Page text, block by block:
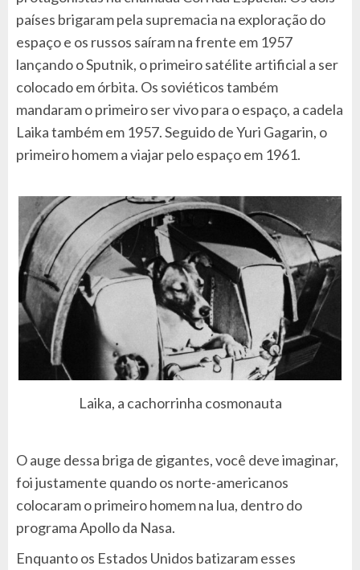
países brigaram pela supremacia na exploração do
espaço e os russos saíram na frente em 1957
lançando o Sputnik, o primeiro satélite artificial a ser
colocado em órbita. Os soviéticos também
mandaram o primeiro ser vivo para o espaço, a cadela
Laika também em 1957. Seguido de Yuri Gagarin, o
primeiro homem a viajar pelo espaço em 1961.
Laika, a cachorrinha cosmonauta
O auge dessa briga de gigantes, você deve imaginar,
foi justamente quando os norte-americanos
colocaram o primeiro homem na lua, dentro do
programa Apollo da Nasa.
Enquanto os Estados Unidos batizaram esses